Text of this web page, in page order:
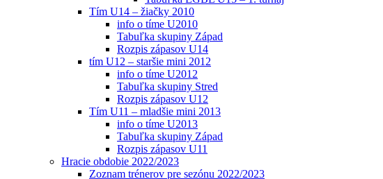
Tím U14 – žiačky 2010
info o tíme U2010
Tabuľka skupiny Západ
Rozpis zápasov U14
tím U12 – staršie mini 2012
info o tíme U2012
Tabuľka skupiny Stred
Rozpis zápasov U12
Tím U11 – mladšie mini 2013
info o tíme U2013
Tabuľka skupiny Západ
Rozpis zápasov U11
Hracie obdobie 2022/2023
Zoznam trénerov pre sezónu 2022/2023